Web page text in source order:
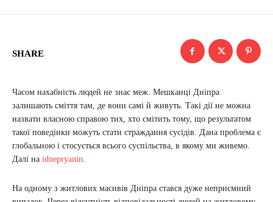
SHARE
Часом нахабність людей не знає меж. Мешканці Дніпра
залишають сміття там, де вони самі й живуть. Такі дії не можна
назвати власною справою тих, хто смітить тому, що результатом
такої поведінки можуть стати страждання сусідів. Дана проблема є
глобальною і стосується всього суспільства, в якому ми живемо.
Далі на idnepryanin.
На одному з житлових масивів Дніпра стався дуже неприємний